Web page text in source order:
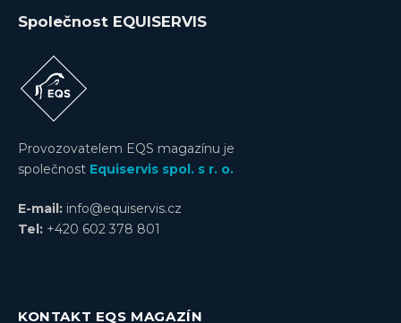
Společnost EQUISERVIS
Provozovatelem EQS magazínu je
společnost Equiservis spol. s r. o.
E-mail: info@equiservis.cz
Tel: +420 602 378 801
KONTAKT EQS MAGAZÍN